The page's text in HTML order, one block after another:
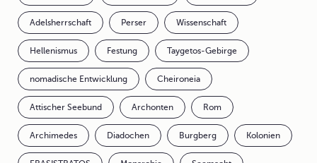
Adelsherrschaft Perser Wissenschaft
Hellenismus Festung Taygetos-Gebirge
nomadische Entwicklung Cheironeia
Attischer Seebund Archonten Rom
Archimedes Diadochen Burgberg Kolonien